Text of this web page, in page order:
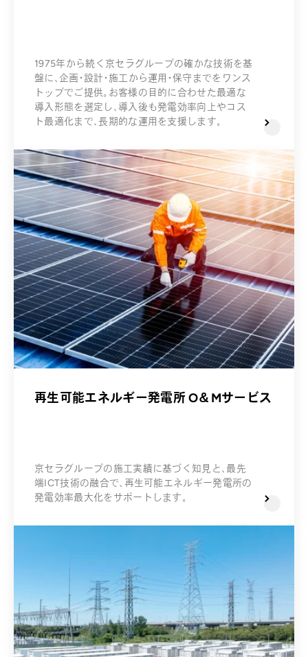
1975年から続く京セラグループの確かな技術を基
盤に、企画・設計・施工から運用・保守までをワンス
トップでご提供。お客様の目的に合わせた最適な
導入形態を選定し、導入後も発電効率向上やコス
ト最適化まで、長期的な運用を支援します。
再生可能エネルギー発電所 O＆Mサービス
京セラグループの施工実績に基づく知見と、最先
端ICT技術の融合で、再生可能エネルギー発電所の
発電効率最大化をサポートします。